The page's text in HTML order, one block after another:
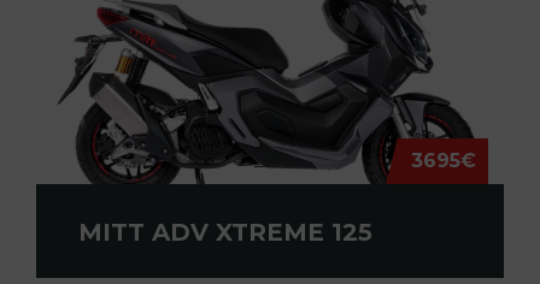
3695€
MITT ADV XTREME 125